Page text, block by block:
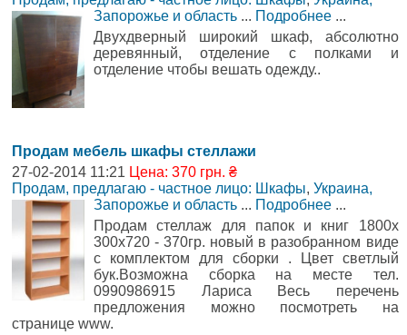
Запорожье и область ... Подробнее ...
Двухдверный широкий шкаф, абсолютно
деревянный, отделение с полками и
отделение чтобы вешать одежду..
Продам мебель шкафы стеллажи
27-02-2014 11:21 Цена: 370 грн. ₴
Продам, предлагаю - частное лицо: Шкафы, Украина,
Запорожье и область ... Подробнее ...
Продам стеллаж для папок и книг 1800х
300х720 - 370гр. новый в разобранном виде
с комплектом для сборки . Цвет светлый
бук.Возможна сборка на месте тел.
0990986915 Лариса Весь перечень
предложения можно посмотреть на
странице www.